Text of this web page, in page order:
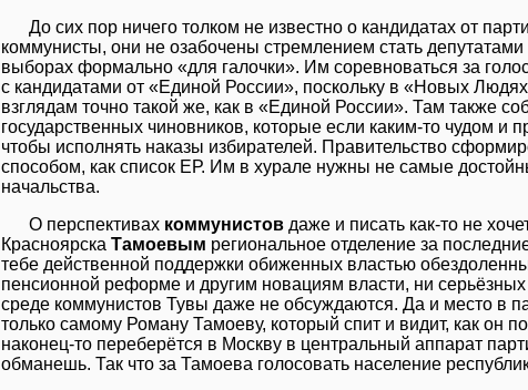
До сих пор ничего толком не известно о кандидатах от
коммунисты, они не озабочены стремлением стать
выборах формально «для галочки». Им соревноваться за
с кандидатами от «Единой России», поскольку в «Новых
взглядам точно такой же, как в «Единой России». Там также
государственных чиновников, которые если каким-то чудом и
чтобы исполнять наказы избирателей. Правительство
способом, как список ЕР. Им в хурале нужны не самые
начальства.
О перспективах коммунистов даже и писать как-то не
Красноярска Тамоевым региональное отделение за
тебе действенной поддержки обиженных властью
пенсионной реформе и другим новациям власти, ни
среде коммунистов Тувы даже не обсуждаются. Да и место в
только самому Роману Тамоеву, который спит и видит, как он
наконец-то переберётся в Москву в центральный аппарат
обманешь. Так что за Тамоева голосовать население